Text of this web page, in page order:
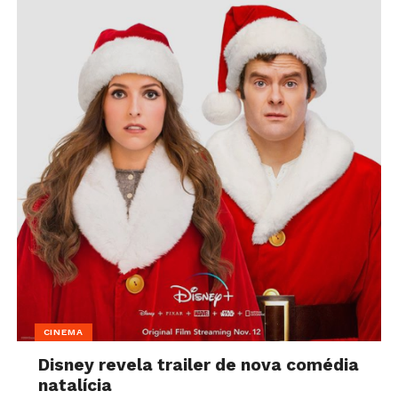
CINEMA
Disney revela trailer de nova comédia
natalícia